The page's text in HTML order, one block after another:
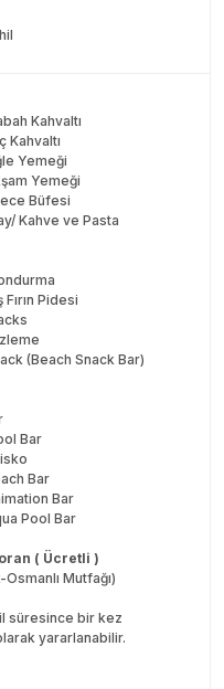
Kahvaltı
Kahvaltı
Yemeği
Yemeği
Büfesi
Kahve ve Pasta
Pidesi
(Beach Snack Bar)
Bar
Bar
Bar
Pool Bar
( Ücretli )
Mutfağı)
süresince bir kez
yararlanabilir.